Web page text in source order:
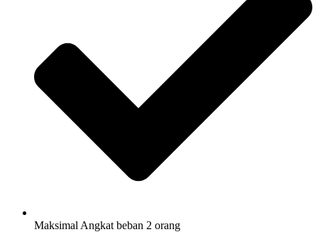
Maksimal Angkat beban 2 orang